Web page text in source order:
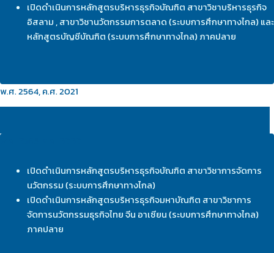
เปิดดำเนินการหลักสูตรบริหารธุรกิจบัณฑิต สาขาวิชาบริหารธุรกิจ
อิสลาม , สาขาวิชานวัตกรรมการตลาด (ระบบการศึกษาทางไกล) และ
หลักสูตรบัญชีบัณฑิต (ระบบการศึกษาทางไกล) ภาคปลาย
พ.ศ. 2564, ค.ศ. 2021
เปิดดำเนินการหลักสูตรบริหารธุรกิจบัณฑิต สาขาวิชาการจัดการ
นวัตกรรม (ระบบการศึกษาทางไกล)
เปิดดำเนินการหลักสูตรบริหารธุรกิจมหาบัณฑิต สาขาวิชาการ
จัดการนวัตกรรมธุรกิจไทย จีน อาเซียน (ระบบการศึกษาทางไกล)
ภาคปลาย